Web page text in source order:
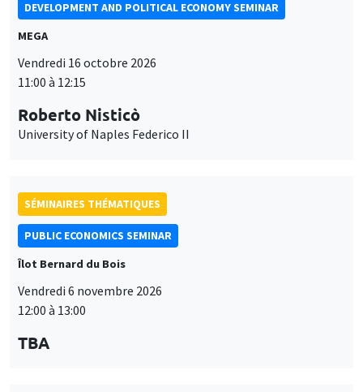
MEGA
Vendredi 16 octobre 2026
11:00 à 12:15
Roberto Nisticò
University of Naples Federico II
PUBLIC ECONOMICS SEMINAR
Îlot Bernard du Bois
Vendredi 6 novembre 2026
12:00 à 13:00
TBA
des
Ce site utilise des cookies et des services tiers pour garantir son bon
contenus multimédias. Vous êtes libre d’accepter, de refuser ou de